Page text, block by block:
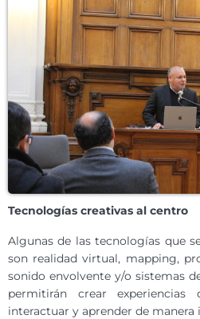
Tecnologías creativas al centro
Algunas de las tecnologías que
son realidad virtual, mapping,
sonido envolvente y/o sistemas
permitirán crear
interactuar y aprender de manera